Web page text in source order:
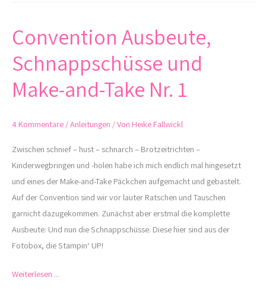
Convention Ausbeute,
Schnappschüsse und
Make-and-Take Nr. 1
4 Kommentare /Anleitungen / Von Heike Fallwickl
Zwischen schnief – hust – schnarch – Brotzeitrichten –
Kinderwegbringen und -holen habe ich mich endlich mal hingesetzt
und eines der Make-and-Take Päckchen aufgemacht und gebastelt.
Auf der Convention sind wir vor lauter Ratschen und Tauschen
garnicht dazugekommen. Zunächst aber erstmal die komplette
Ausbeute: Und nun die Schnappschüsse. Diese hier sind aus der
Fotobox, die Stampin‘ UP!
Convention
Ausbeute,
Schnappschüsse
Make-
Take
Weiterlesen ...